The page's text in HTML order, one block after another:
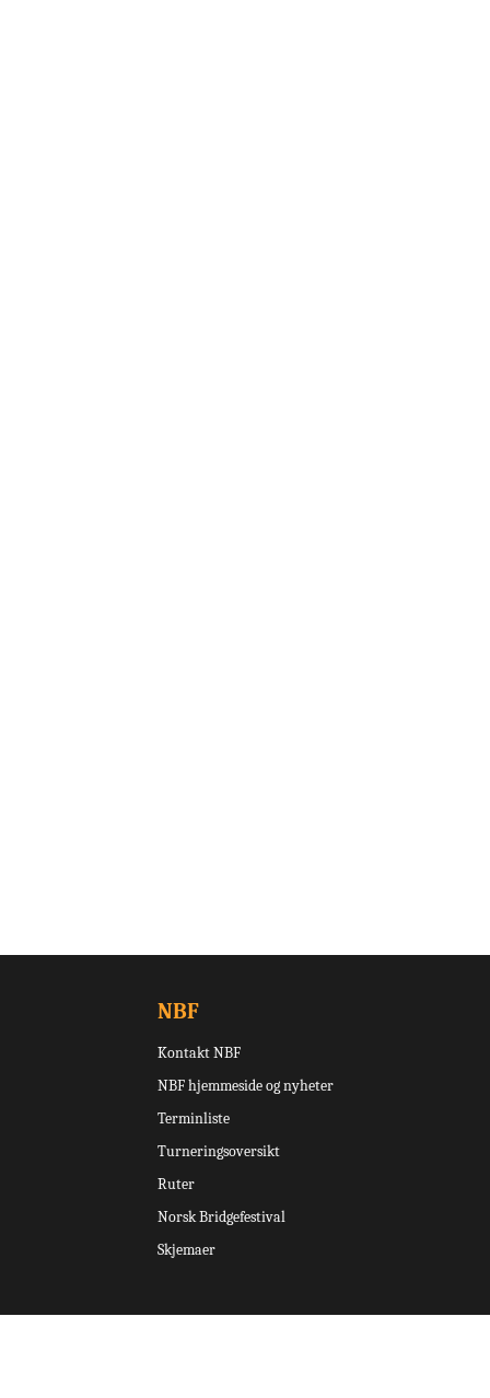
NBF
Kontakt NBF
NBF hjemmeside og nyheter
Terminliste
Turneringsoversikt
Ruter
Norsk Bridgefestival
Skjemaer